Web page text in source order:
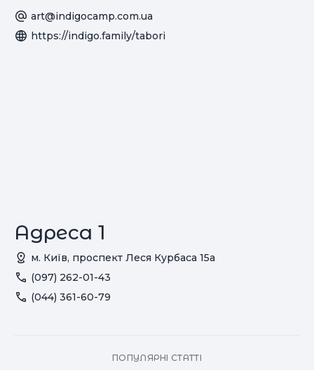
art@indigocamp.com.ua
https://indigo.family/tabori
Адреса 1
м. Київ, проспект Леся Курбаса 15а
(097) 262-01-43
(044) 361-60-79
ПОПУЛЯРНІ СТАТТІ